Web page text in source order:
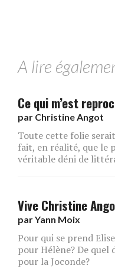
A lire
Ce qui m’est
par Christine Angot
Toute cette folie
fait, en réalité, que le
véritable déni de
Vive Christine
parYann Moix
Pour qui se prend
pour Hélène? De
pour la Joconde?